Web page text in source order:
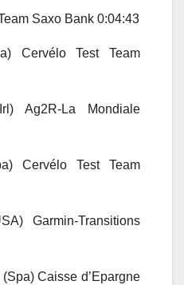
Saxo Bank 0:04:43
Cervélo Test Team
Ag2R-La Mondiale
Cervélo Test Team
Garmin-Transitions
Caisse d’Epargne